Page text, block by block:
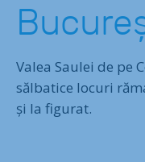
Valea Saulei de pe
sălbatice locuri
și la figurat.